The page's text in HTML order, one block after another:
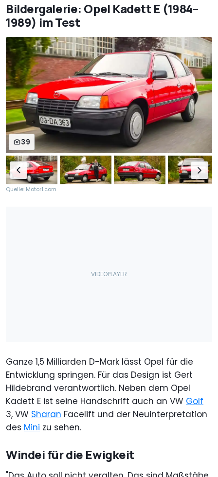
Bildergalerie: Opel Kadett E (1984–
1989) im Test
39
Quelle: Motor1.com
Ganze 1,5 Milliarden D-Mark lässt Opel für die
Entwicklung springen. Für das Design ist Gert
Hildebrand verantwortlich. Neben dem Opel
Kadett E ist seine Handschrift auch an VW Golf
3, VW Sharan Facelift und der Neuinterpretation
des Mini zu sehen.
Windei für die Ewigkeit